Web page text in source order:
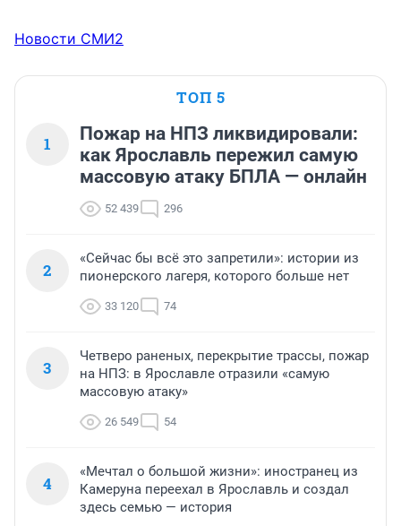
Новости СМИ2
ТОП 5
1
Пожар на НПЗ ликвидировали:
как Ярославль пережил самую
массовую атаку БПЛА — онлайн
52 439 296
2
«Сейчас бы всё это запретили»: истории из
пионерского лагеря, которого больше нет
33 120 74
3
Четверо раненых, перекрытие трассы, пожар
на НПЗ: в Ярославле отразили «самую
массовую атаку»
26 549 54
4
«Мечтал о большой жизни»: иностранец из
Камеруна переехал в Ярославль и создал
здесь семью — история